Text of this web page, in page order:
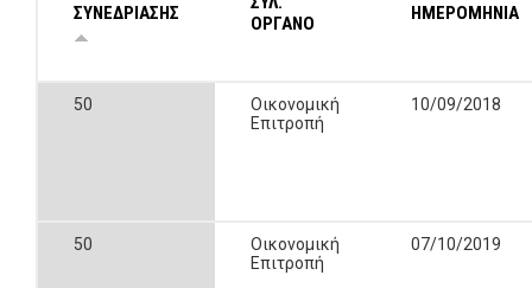
ΣΥΝΕΔΡΙΑΣΗΣ
ΟΡΓΑΝΟ
ΗΜΕΡΟΜΗΝΙΑ
50
Οικονομική
Επιτροπή
10/09/2018
50
Οικονομική
Επιτροπή
07/10/2019